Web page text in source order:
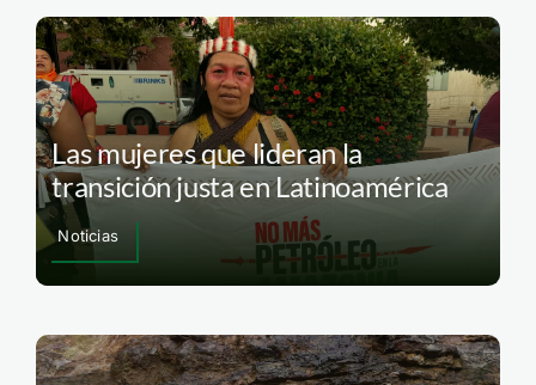
Las mujeres que lideran la
transición justa en Latinoamérica
Noticias